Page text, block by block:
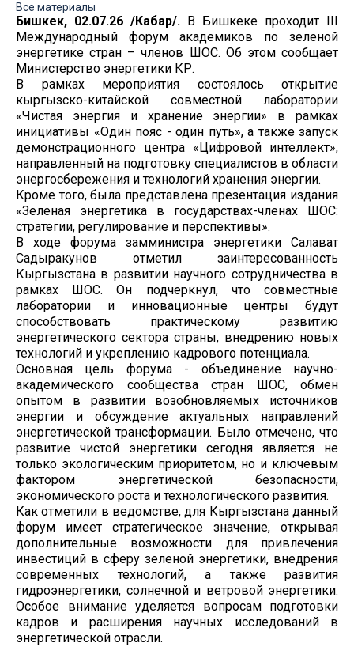
Все материалы
Бишкек, 02.07.26 /Кабар/. В Бишкеке проходит III
Международный форум академиков по зеленой
энергетике стран – членов ШОС. Об этом сообщает
Министерство энергетики КР.
В рамках мероприятия состоялось открытие
кыргызско-китайской совместной лаборатории
«Чистая энергия и хранение энергии» в рамках
инициативы «Один пояс - один путь», а также запуск
демонстрационного центра «Цифровой интеллект»,
направленный на подготовку специалистов в области
энергосбережения и технологий хранения энергии.
Кроме того, была представлена презентация издания
«Зеленая энергетика в государствах-членах ШОС:
стратегии, регулирование и перспективы».
В ходе форума замминистра энергетики Салават
Садыракунов отметил заинтересованность
Кыргызстана в развитии научного сотрудничества в
рамках ШОС. Он подчеркнул, что совместные
лаборатории и инновационные центры будут
способствовать практическому развитию
энергетического сектора страны, внедрению новых
технологий и укреплению кадрового потенциала.
Основная цель форума - объединение научно-
академического сообщества стран ШОС, обмен
опытом в развитии возобновляемых источников
энергии и обсуждение актуальных направлений
энергетической трансформации. Было отмечено, что
развитие чистой энергетики сегодня является не
только экологическим приоритетом, но и ключевым
фактором энергетической безопасности,
экономического роста и технологического развития.
Как отметили в ведомстве, для Кыргызстана данный
форум имеет стратегическое значение, открывая
дополнительные возможности для привлечения
инвестиций в сферу зеленой энергетики, внедрения
современных технологий, а также развития
гидроэнергетики, солнечной и ветровой энергетики.
Особое внимание уделяется вопросам подготовки
кадров и расширения научных исследований в
энергетической отрасли.